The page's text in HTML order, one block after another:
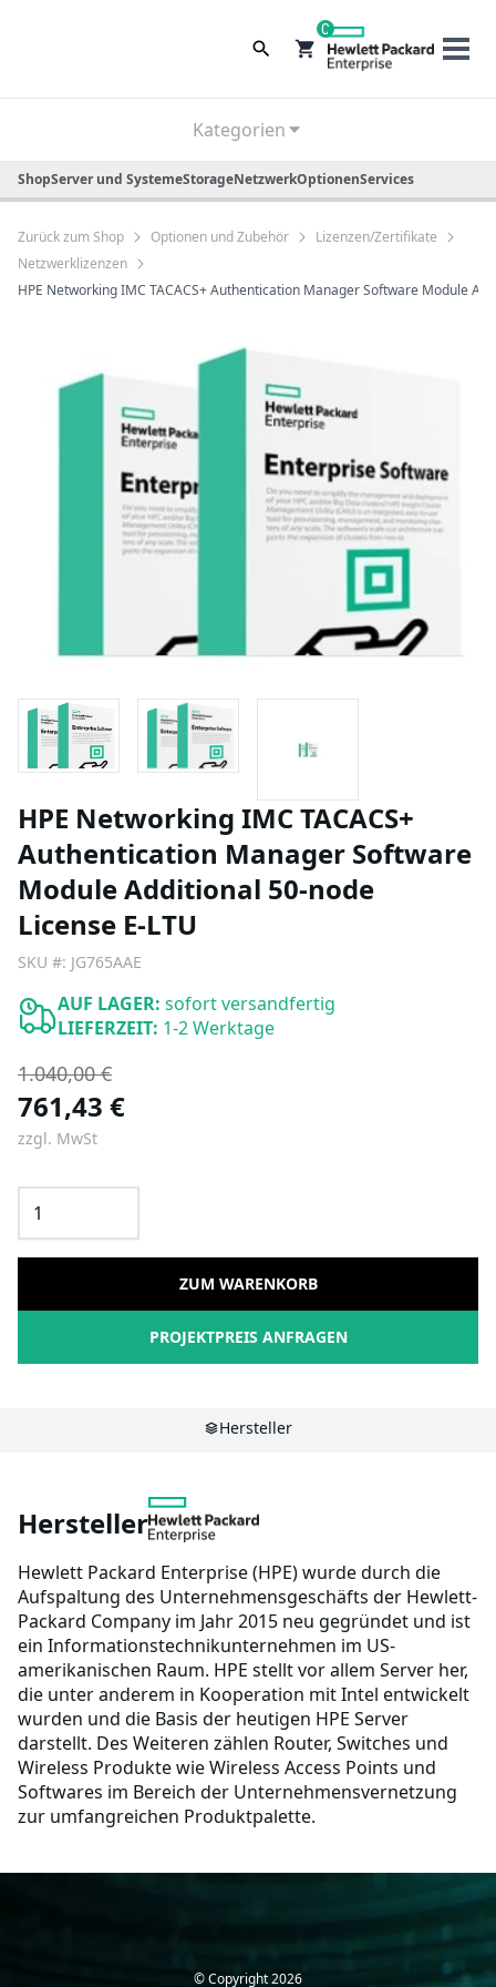
0
Kategorien
ShopServer und SystemeStorageNetzwerkOptionenServices
Zurück zum Shop Optionen und Zubehör
Lizenzen/Zertifikate
Netzwerklizenzen
HPE Networking IMC TACACS+ Authentication Manager Software Module
HPE Networking IMC TACACS+
Authentication Manager Software
Module Additional 50-node
License E-LTU
SKU #: JG765AAE
AUF LAGER: sofort versandfertig
LIEFERZEIT: 1-2 Werktage
1.040,00 €
761,43 €
zzgl. MwSt
ZUM WARENKORB
PROJEKTPREIS ANFRAGEN
Hersteller
Hersteller
Hewlett Packard Enterprise (HPE) wurde durch die
Aufspaltung des Unternehmensgeschäfts der Hewlett-
Packard Company im Jahr 2015 neu gegründet und ist
ein Informationstechnikunternehmen im US-
amerikanischen Raum. HPE stellt vor allem Server her,
die unter anderem in Kooperation mit Intel entwickelt
wurden und die Basis der heutigen HPE Server
darstellt. Des Weiteren zählen Router, Switches und
Wireless Produkte wie Wireless Access Points und
Softwares im Bereich der Unternehmensvernetzung
zur umfangreichen Produktpalette.
© Copyright2026